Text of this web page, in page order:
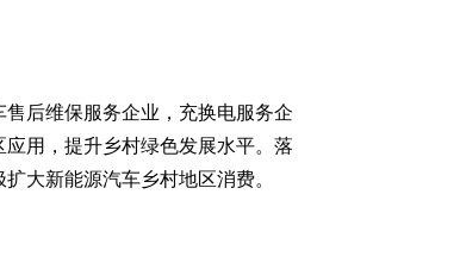
后维保服务企业，充换电服务企
用，提升乡村绿色发展水平。落
大新能源汽车乡村地区消费。